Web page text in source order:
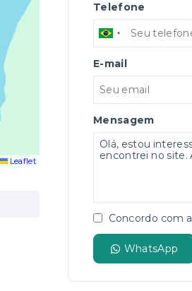
Leaflet
Telefone
E-mail
Mensagem
Concordo com a
WhatsApp